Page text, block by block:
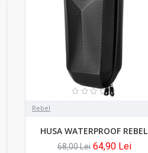
Rebel
HUSA WATERPROOF REBEL
68,00 Lei 64,90 Lei